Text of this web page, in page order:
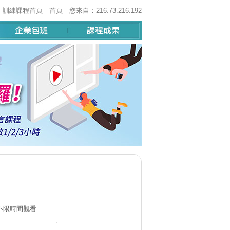
訓練課程首頁 ｜ 首頁 ｜您來自：216.73.216.192
限時間觀看